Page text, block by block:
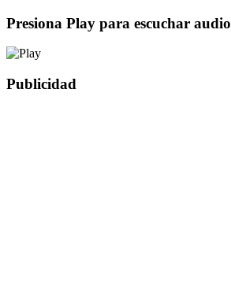
Presiona Play para escuchar audio
Publicidad